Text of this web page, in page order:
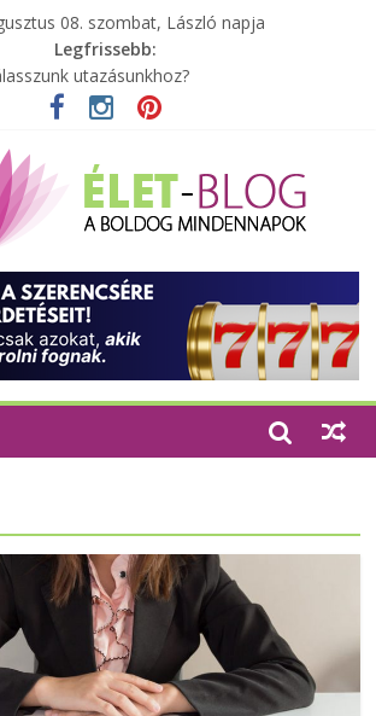
08. szombat, László napja
Legfrissebb:
utazásunkhoz?
mindenki számára
ládák Indiából
mosó- és parfümtermékek környezetbarát